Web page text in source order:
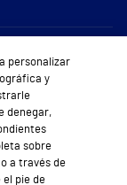
personalizar
y
denegar,
sobre
a través de
el pie de